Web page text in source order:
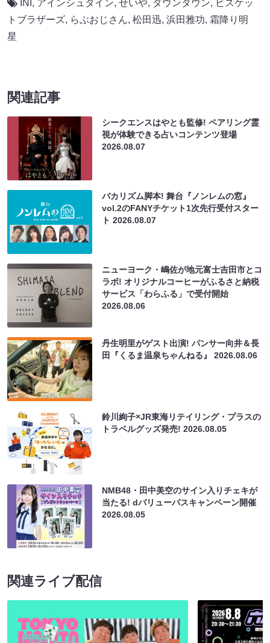
INI , アインシュタイン, せいや, ダウンタウン, ビスケッ
トブラザーズ, らぶおじさん, 松⽥迅, 浜田雅功, 霜降り明
星
関連記事
シークエンスはやとも監修! ペアリング霊
視が体験できる占いコンテンツ登場
2026.08.07
バカリズム脚本! 舞台『ノンレムの窓』
vol.2のFANYチケット1次先行受付スター
ト2026.08.07
ニューヨーク・嶋佐が地元富士吉田市とコ
ラボ! オリジナルコーヒーがふるさと納税
サービス「わらふる」で受付開始
2026.08.06
丹生明里がゲスト出演! パンサー向井＆長
田『くるま温泉ちゃんねる』2026.08.06
鈴川絢子×JR東海リテイリング・プラスの
トラベルグッズ発売!2026.08.05
NMB48・田中美空のサイン入りチェキが
当たる! dバリューパスキャンペーン開催
2026.08.05
関連ライブ配信